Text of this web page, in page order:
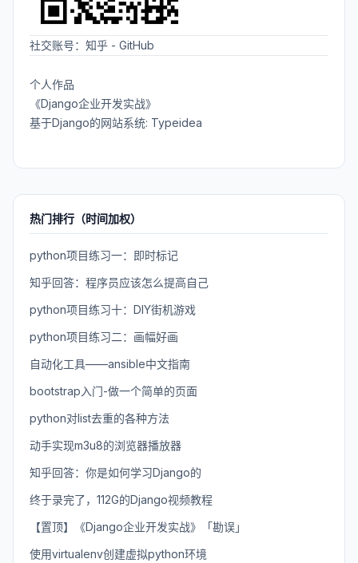
社交账号： 知乎 - GitHub
个人作品
《Django企业开发实战》
基于Django的网站系统: Typeidea
热门排行（时间加权）
python项目练习一：即时标记
知乎回答：程序员应该怎么提高自己
python项目练习十：DIY街机游戏
python项目练习二：画幅好画
自动化工具——ansible中文指南
bootstrap入门-做一个简单的页面
python对list去重的各种方法
动手实现m3u8的浏览器播放器
知乎回答：你是如何学习Django的
终于录完了，112G的Django视频教程
【置顶】《Django企业开发实战》「勘误」
使用virtualenv创建虚拟python环境